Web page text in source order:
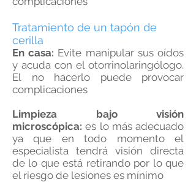
Tratamiento de un tapón de
cerilla
En casa: Evite manipular sus oídos
y acuda con el otorrinolaringólogo.
El no hacerlo puede provocar
complicaciones
Limpieza bajo visión
microscópica:es lo más adecuado
ya que en todo momento el
especialista tendrá visión directa
de lo que está retirando por lo que
el riesgo de lesiones es mínimo